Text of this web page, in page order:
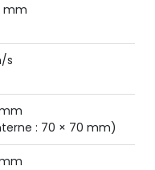
mm
s
: 70 × 70 mm)